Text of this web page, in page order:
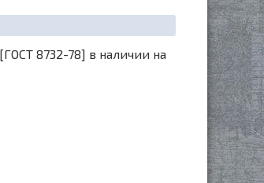
8732-78] в наличии на